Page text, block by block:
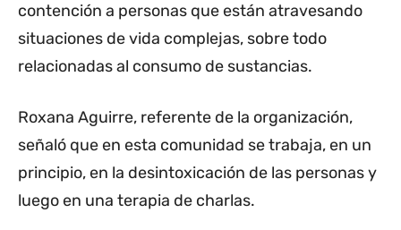
contención a personas que están atravesando
situaciones de vida complejas, sobre todo
relacionadas al consumo de sustancias.
Roxana Aguirre, referente de la organización,
señaló que en esta comunidad se trabaja, en un
principio, en la desintoxicación de las personas y
luego en una terapia de charlas.